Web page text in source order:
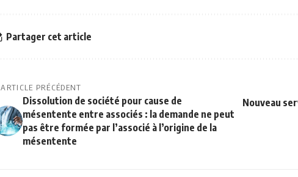
Partager cet article
ARTICLE PRÉCÉDENT
Dissolution de société pour cause de
mésentente entre associés : la demande ne peut
pas être formée par l’associé à l’origine de la
mésentente
Nouveau